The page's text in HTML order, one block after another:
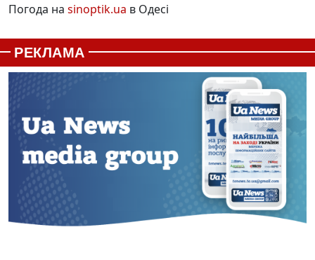
Погода на sinoptik.ua в Одесі
РЕКЛАМА